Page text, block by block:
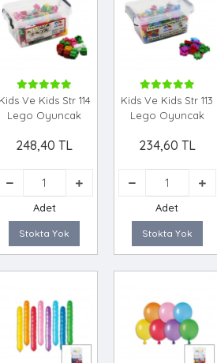
Kids Ve Kids Str 114
Lego Oyuncak
248,40 TL
Adet
Stokta Yok
Kids Ve Kids Str 113
Lego Oyuncak
234,60 TL
Adet
Stokta Yok